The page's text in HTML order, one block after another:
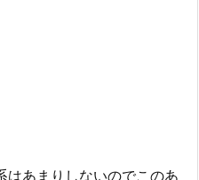
あまりしないのでこのあ